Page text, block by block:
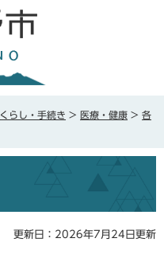
くらし・手続き > 医療・健康 > 各
更新日：2026年7月24日更新